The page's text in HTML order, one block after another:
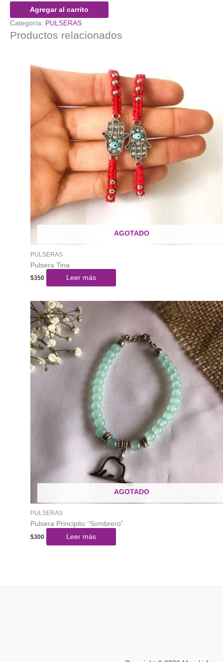
Superpoderosas
con
nombre
cantidad
Agregar al carrito
Categoría: PULSERAS
Productos relacionados
AGOTADO
PULSERAS
Pulsera Tina
$350 Leer más
AGOTADO
PULSERAS
Pulsera Principito “Sombrero”
$300 Leer más